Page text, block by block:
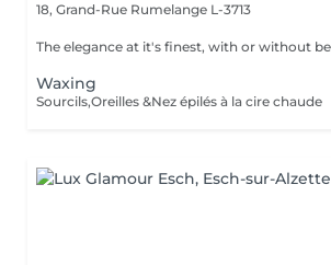
18, Grand-Rue Rumelange L-3713
The elegance at it's finest, with or without
Waxing
Sourcils,Oreilles &Nez épilés à la cire chaude